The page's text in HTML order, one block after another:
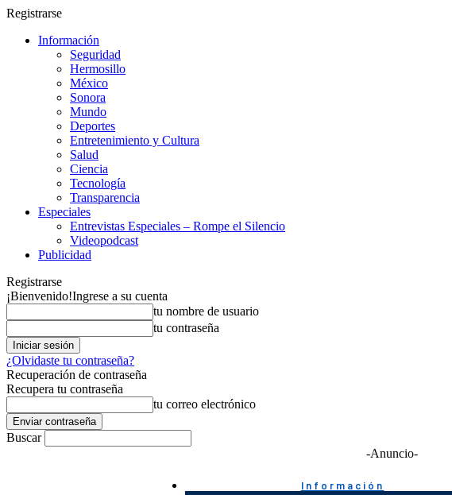
Registrarse
Información
Seguridad
Hermosillo
México
Sonora
Mundo
Deportes
Entretenimiento y Cultura
Salud
Ciencia
Tecnología
Transparencia
Especiales
Entrevistas Especiales – Rompe el Silencio
Videopodcast
Publicidad
Registrarse
¡Bienvenido!Ingrese a su cuenta
tu nombre de usuario
tu contraseña
¿Olvidaste tu contraseña?
Recuperación de contraseña
Recupera tu contraseña
tu correo electrónico
Buscar
-Anuncio-
Información